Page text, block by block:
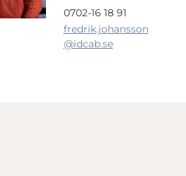
0702-16 18 91
fredrik.johansson
@idcab.se